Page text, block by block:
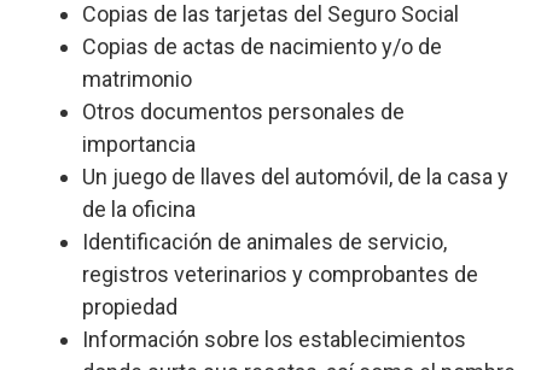
Copias de las tarjetas del Seguro Social
Copias de actas de nacimiento y/o de
matrimonio
Otros documentos personales de
importancia
Un juego de llaves del automóvil, de la casa y
de la oficina
Identificación de animales de servicio,
registros veterinarios y comprobantes de
propiedad
Información sobre los establecimientos